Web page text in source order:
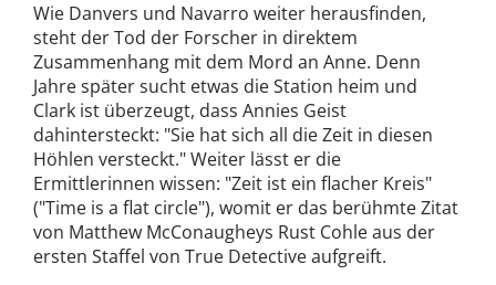
Wie Danvers und Navarro weiter herausfinden,
steht der Tod der Forscher in direktem
Zusammenhang mit dem Mord an Anne. Denn
Jahre später sucht etwas die Station heim und
Clark ist überzeugt, dass Annies Geist
dahintersteckt: "Sie hat sich all die Zeit in diesen
Höhlen versteckt." Weiter lässt er die
Ermittlerinnen wissen: "Zeit ist ein flacher Kreis"
("Time is a flat circle"), womit er das berühmte Zitat
von Matthew McConaugheys Rust Cohle aus der
ersten Staffel von True Detective aufgreift.